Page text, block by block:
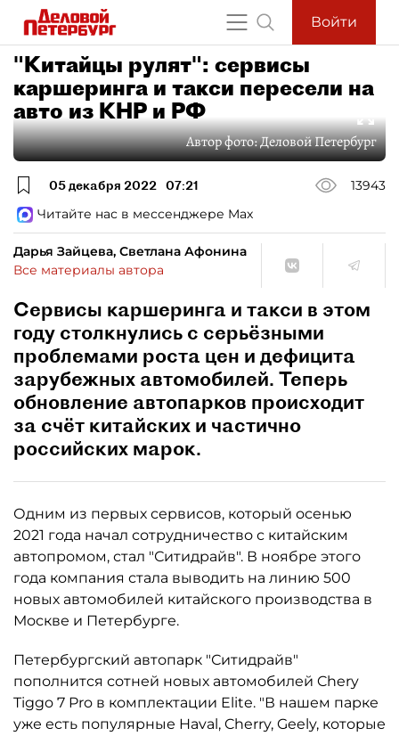
Войти
"Китайцы рулят": сервисы
каршеринга и такси пересели на
авто из КНР и РФ
Автор фото:Деловой Петербург
05 декабря 2022 07:21
13943
Читайте нас в мессенджере Max
Дарья Зайцева, Светлана Афонина
Все материалы автора
Сервисы каршеринга и такси в этом
году столкнулись с серьёзными
проблемами роста цен и дефицита
зарубежных автомобилей. Теперь
обновление автопарков происходит
за счёт китайских и частично
российских марок.
Одним из первых сервисов, который осенью
2021 года начал сотрудничество с китайским
автопромом, стал "Ситидрайв". В ноябре этого
года компания стала выводить на линию 500
новых автомобилей китайского производства в
Москве и Петербурге.
Петербургский автопарк "Ситидрайв"
пополнится сотней новых автомобилей Chery
Tiggo 7 Pro в комплектации Elite. "В нашем парке
уже есть популярные Haval, Cherry, Geely, которые